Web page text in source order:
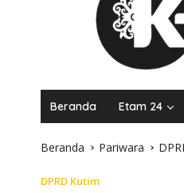
Beranda Etam 24
Beranda Pariwara
DPRD Kutim